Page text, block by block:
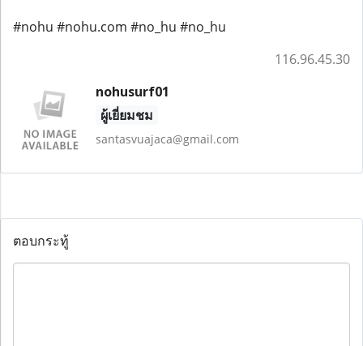
#nohu #nohu.com #no_hu #no_hu
116.96.45.30
nohusurf01
ผู้เยี่ยมชม
santasvuajaca@gmail.com
ตอบกระทู้